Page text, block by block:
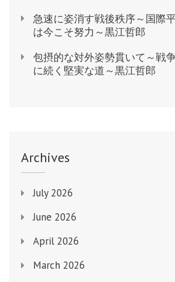
急速に姿消す戦後秩序～国際
は今こそ努力～黒江哲郎
包摂的な対外姿勢貫いて～戦
に続く堅実な道～黒江哲郎
Archives
July 2026
June 2026
April 2026
March 2026